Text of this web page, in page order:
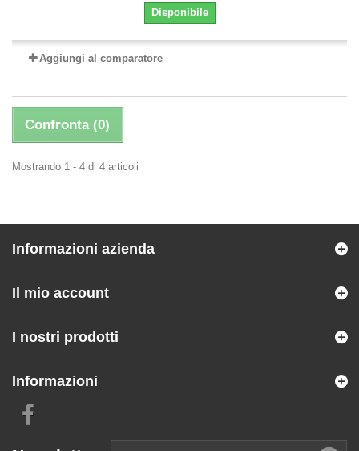
Disponibile
Aggiungi al comparatore
Confronta (0)
Mostrando 1 - 4 di 4 articoli
Informazioni azienda
Il mio account
I nostri prodotti
Informazioni